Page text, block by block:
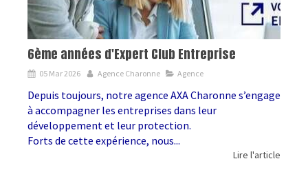
6ème années d'Expert Club Entreprise
05 Mar 2026 Agence Charonne Agence
Depuis toujours, notre agence AXA Charonne s’engage
à accompagner les entreprises dans leur
développement et leur protection.
Forts de cette expérience, nous...
Lire l'article